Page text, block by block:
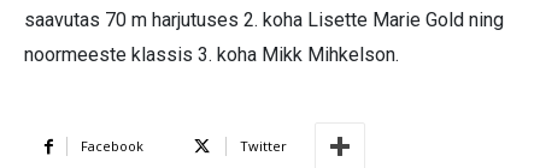
saavutas 70 m harjutuses 2. koha Lisette Marie Gold ning
noormeeste klassis 3. koha Mikk Mihkelson.
Facebook Twitter